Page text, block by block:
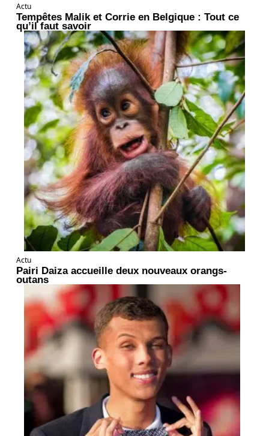
Actu
Tempêtes Malik et Corrie en Belgique : Tout ce
qu’il faut savoir
Actu
Pairi Daiza accueille deux nouveaux orangs-
outans